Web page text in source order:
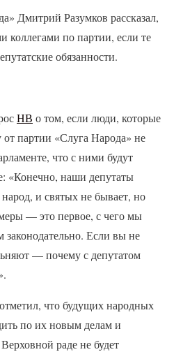
Дмитрий Разумков рассказал,
коллегами по партии, если те
обязанности.
НВ о том, если люди, которые
партии «Слуга Народа» не
что с ними будут
«Конечно, наши депутаты
и святых не бывает, но
— это первое, с чего мы
Если вы не
— почему с депутатом
что будущих народных
по их новым делам и
раде не будет